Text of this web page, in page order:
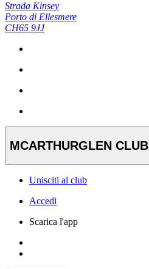
Strada Kinsey
Porto di Ellesmere
CH65 9JJ
MCARTHURGLEN CLUB
Unisciti al club
Accedi
Scarica l'app